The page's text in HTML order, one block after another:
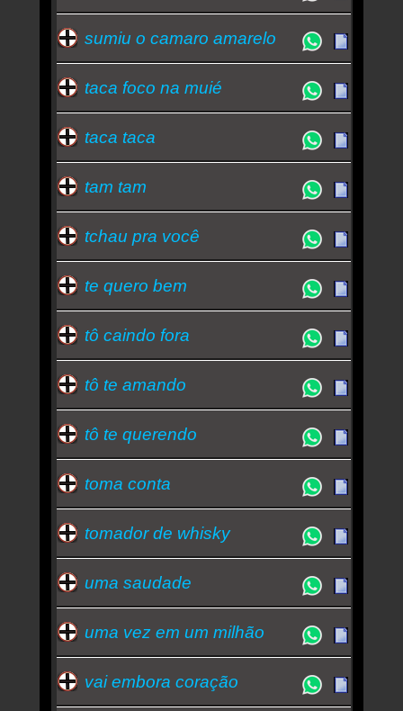
sumiu o camaro amarelo
taca foco na muié
taca taca
tam tam
tchau pra você
te quero bem
tô caindo fora
tô te amando
tô te querendo
toma conta
tomador de whisky
uma saudade
uma vez em um milhão
vai embora coração